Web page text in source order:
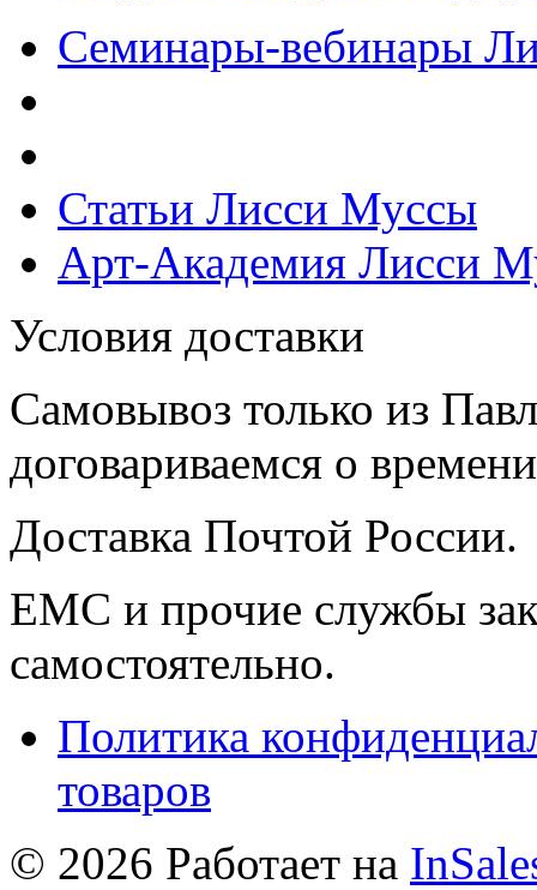
Семинары-вебинары
Статьи Лисси Муссы
Арт-Академия Лисси
Условия доставки
Самовывоз только из
договариваемся о
Доставка Почтой России.
ЕМС и прочие службы
самостоятельно.
Политика
товаров
© 2026 Работает на